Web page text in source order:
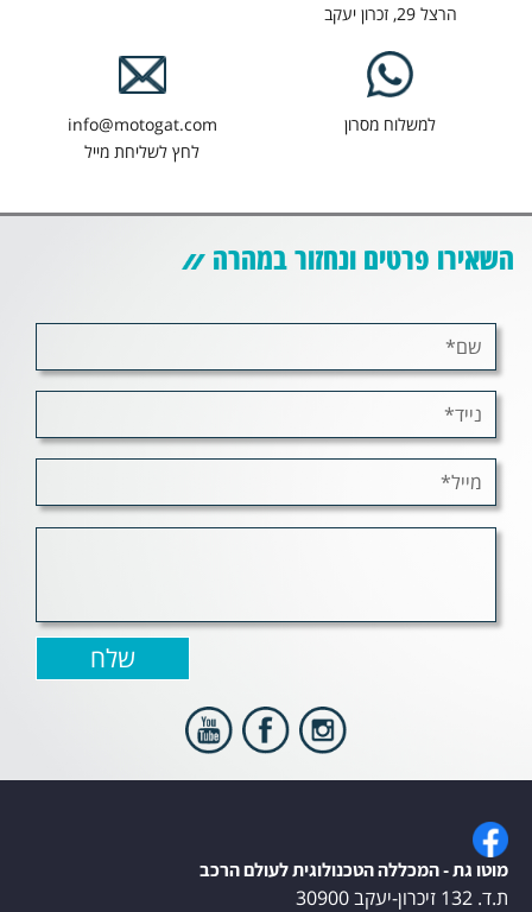
הרצל 29, זכרון יעקב
למשלוח מסרון
info@motogat.com
לחץ לשליחת מייל
השאירו פרטים ונחזור במהרה
מוטו גת - המכללה הטכנולוגית לעולם הרכב
ת.ד. 132 זיכרון-יעקב 30900